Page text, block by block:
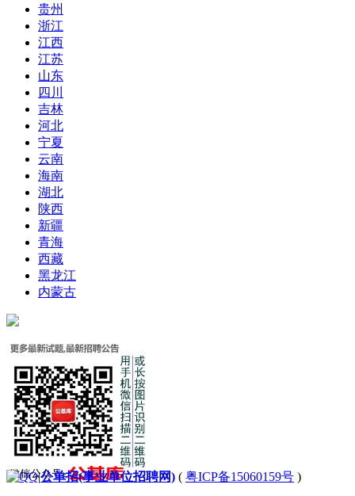
贵州
浙江
江西
江苏
山东
四川
吉林
河北
宁夏
云南
海南
湖北
陕西
新疆
青海
西藏
黑龙江
内蒙古
|公单招(事业单位招聘网) ( 粤ICP备15060159号 )